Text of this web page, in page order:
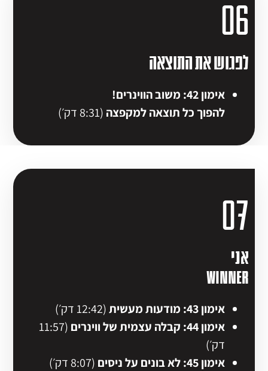
06
לפגוש את התוצאה
אימון 42: משוב הווינרים!
להפוך כל תוצאה למקפצה (8:31 דק׳)
07
אני
WINNER
אימון 43: מודעות מעשית
(12:42 דק׳)
אימון 44: קבלה עצמית של ווינרים
(11:57
דק׳)
אימון 45: לא בונים על ניסים
(8:07 דק׳)